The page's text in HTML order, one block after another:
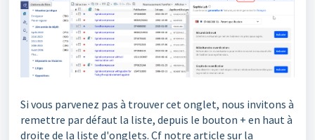
Si vous parvenez pas à trouver cet onglet, nous invitons à
remettre par défaut la liste, depuis le bouton + en haut à
droite de la liste d'onglets. Cf notre article sur la